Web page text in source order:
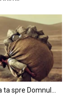
spre Domnul…